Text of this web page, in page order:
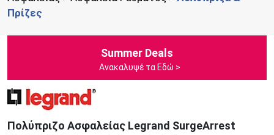
Πρίζες
Summer Deals
Ανακαλυψέ τα Εδώ >
Πολύπριζο Ασφαλείας Legrand SurgeArrest